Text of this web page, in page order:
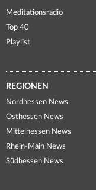
Meditationsradio
Top 40
Playlist
REGIONEN
Nordhessen News
Osthessen News
Mittelhessen News
Rhein-Main News
Südhessen News